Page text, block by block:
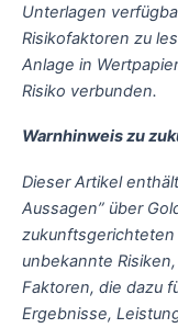
Unterlagen
Risikofaktoren zu
Anlage in
Risiko verbunden.
Warnhinweis zu
Dieser Artikel
Aussagen” über
unbekannte
Faktoren, die dazu
Ergebnisse,